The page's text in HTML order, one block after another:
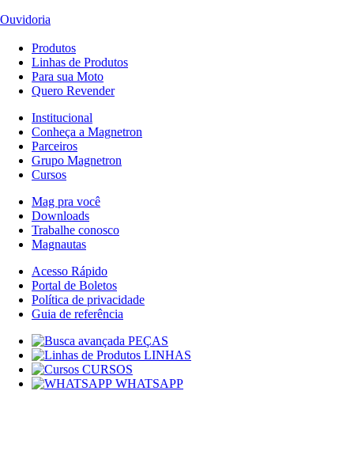
Ouvidoria
Produtos
Linhas de Produtos
Para sua Moto
Quero Revender
Institucional
Conheça a Magnetron
Parceiros
Grupo Magnetron
Cursos
Mag pra você
Downloads
Trabalhe conosco
Magnautas
Acesso Rápido
Portal de Boletos
Política de privacidade
Guia de referência
PEÇAS
LINHAS
CURSOS
WHATSAPP